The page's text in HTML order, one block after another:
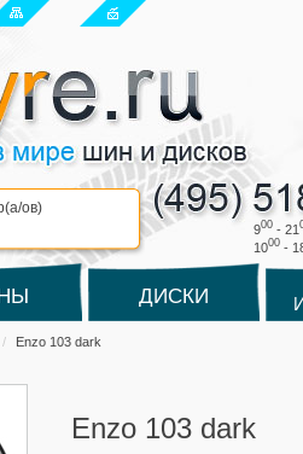
900 - 21
1000 -
ов)
ДИСКИ
Enzo 103 dark
Enzo 103 dark